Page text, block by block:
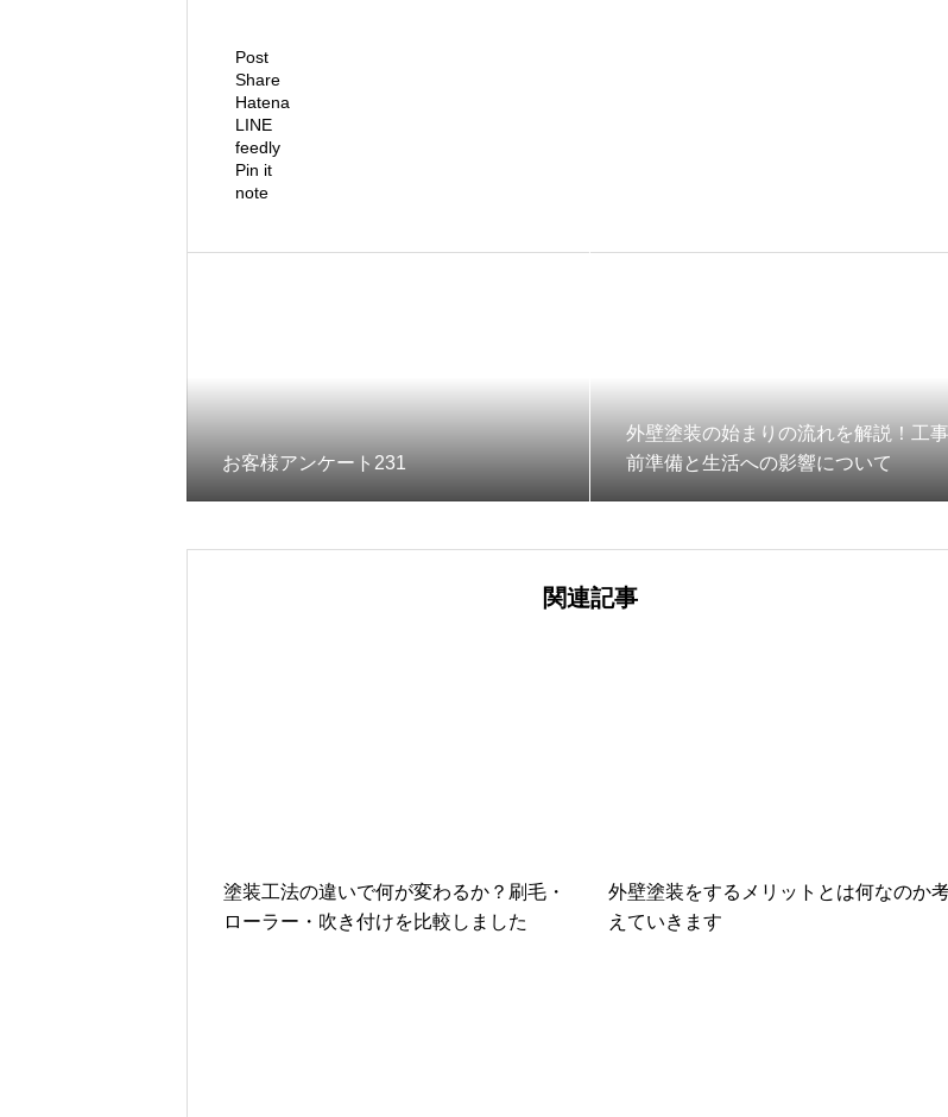
Post
Share
Hatena
LINE
feedly
Pin it
note
お客様アンケート231
外壁塗装の始まりの流れを解説！工事
前準備と生活への影響について
関連記事
塗装工法の違いで何が変わるか？刷毛・
ローラー・吹き付けを比較しました
外壁塗装をするメリットとは何なのか
えていきます